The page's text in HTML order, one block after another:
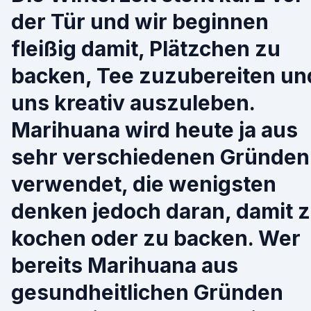
der Tür und wir beginnen
fleißig damit, Plätzchen zu
backen, Tee zuzubereiten
uns kreativ auszuleben.
Marihuana wird heute ja aus
sehr verschiedenen Gründen
verwendet, die wenigsten
denken jedoch daran, damit
kochen oder zu backen. Wer
bereits Marihuana aus
gesundheitlichen Gründen